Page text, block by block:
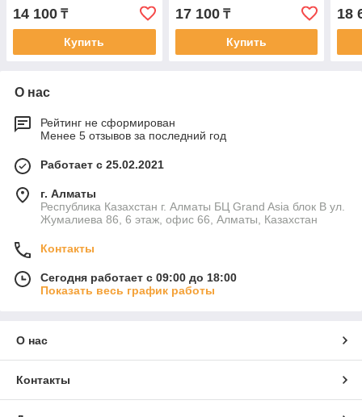
14 100 ₸
Купить
17 100₸
Купить
18
О нас
Рейтинг не сформирован
Менее 5 отзывов за последний год
Работает с 25.02.2021
г. Алматы
Республика Казахстан г. Алматы БЦ Grand Asia блок B ул.
Жумалиева 86, 6 этаж, офис 66, Алматы, Казахстан
Контакты
Сегодня работает с 09:00 до 18:00
Показать весь график работы
О нас
Контакты